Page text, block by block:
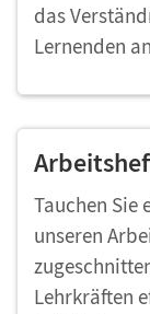
das
Lernenden
Tauchen Sie
unseren
Lehrkräften